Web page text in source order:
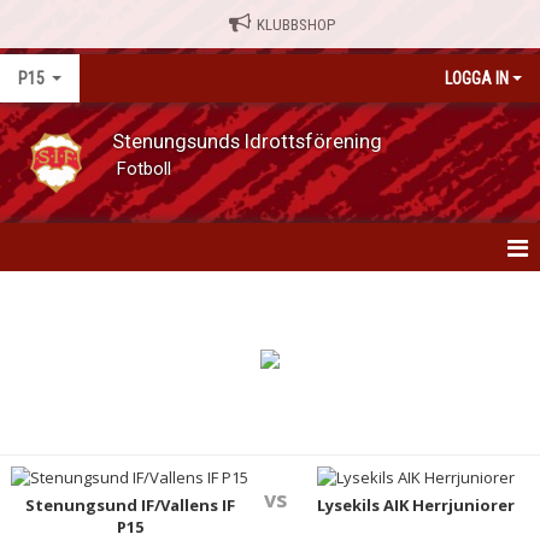
KLUBBSHOP
P15 LOGGA IN
Stenungsunds Idrottsförening
Fotboll
TRUPPEN
Stenungsund IF/Vallens IF
P15
vs Lysekils AIK Herrjuniorer